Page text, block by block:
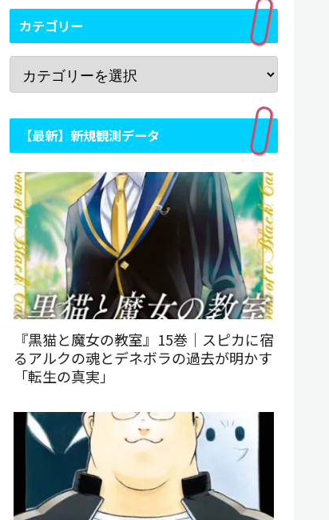
カテゴリー
【最新】新規観測データ
『黒猫と魔女の教室』15巻｜スピカに宿
るアルクの魂とデネボラの過去が明かす
「転生の真実」